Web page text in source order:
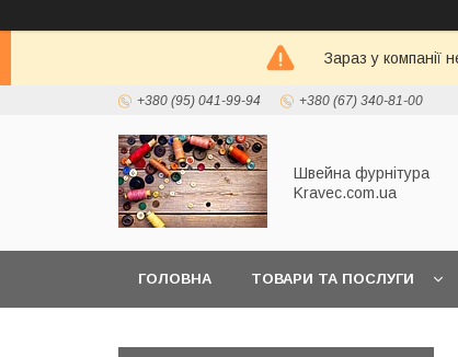
Зараз у компанії
+380 (95) 041-99-94 +380 (67) 340-81-00
Швейна фурнітура
Kravec.com.ua
ГОЛОВНА ТОВАРИ ТА ПОСЛУГИ